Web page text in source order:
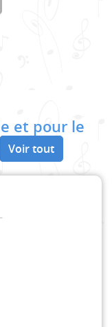
et pour le
Voir tout